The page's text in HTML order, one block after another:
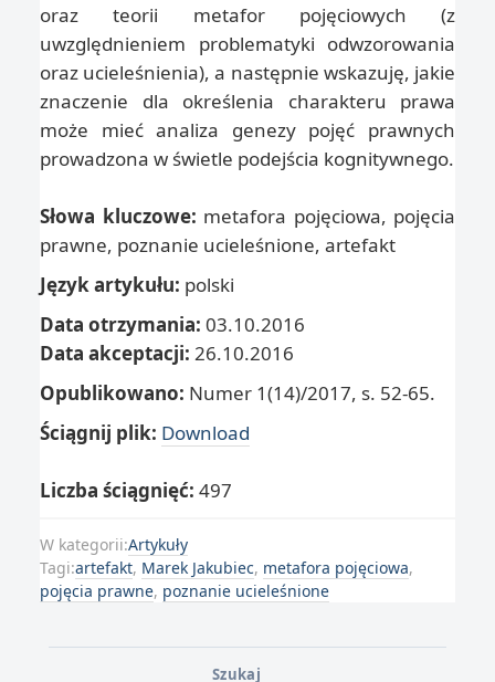
oraz teorii metafor pojęciowych (z
uwzględnieniem problematyki odwzorowania
oraz ucieleśnienia), a następnie wskazuję, jakie
znaczenie dla określenia charakteru prawa
może mieć analiza genezy pojęć prawnych
prowadzona w świetle podejścia kognitywnego.
Słowa kluczowe: metafora pojęciowa, pojęcia
prawne, poznanie ucieleśnione, artefakt
Język artykułu: polski
Data otrzymania: 03.10.2016
Data akceptacji: 26.10.2016
Opublikowano: Numer 1(14)/2017, s. 52-65.
Ściągnij plik: Download
Liczba ściągnięć: 497
W kategorii:Artykuły
Tagi:artefakt, Marek Jakubiec, metafora pojęciowa,
pojęcia prawne, poznanie ucieleśnione
Szukaj